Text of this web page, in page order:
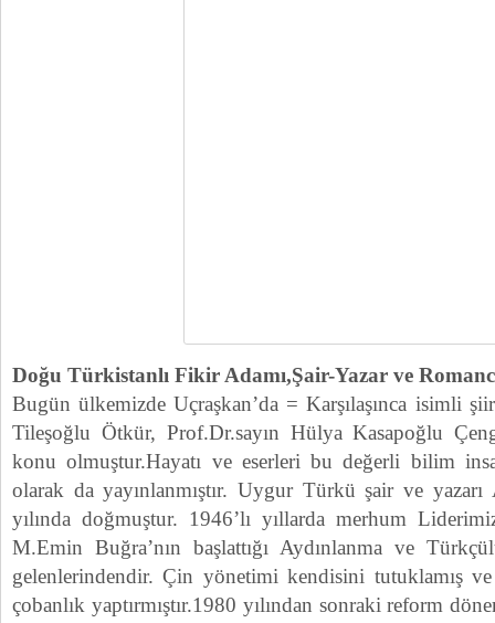
Doğu Türkistanlı Fikir Adamı,Şair-Yazar ve
Bugün ülkemizde Uçraşkan’da = Karşılaşınca isimli
Tileşoğlu Ötkür, Prof.Dr.sayın Hülya Kasapoğlu
konu olmuştur.Hayatı ve eserleri bu değerli bilim
olarak da yayınlanmıştır. Uygur Türkü şair ve
yılında doğmuştur. 1946’lı yıllarda merhum
M.Emin Buğra’nın başlattığı Aydınlanma ve
gelenlerindendir. Çin yönetimi kendisini tutuklamış
çobanlık yaptırmıştır.1980 yılından sonraki reform